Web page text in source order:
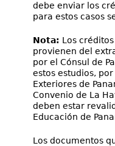
debe enviar los
para estos casos
Nota: Los
provienen del
por el Cónsul de
estos estudios,
Exteriores de
Convenio de La
deben estar
Educación de
Los documentos